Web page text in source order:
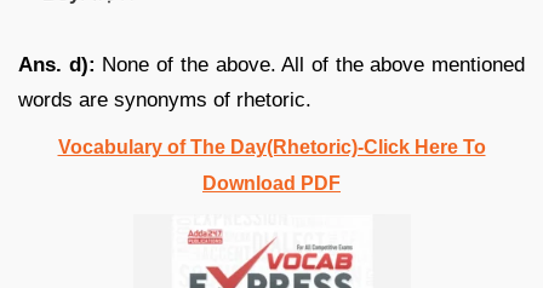
Ans. d): None of the above. All of the above mentioned
words are synonyms of rhetoric.
Vocabulary of The Day(Rhetoric)-Click Here To
Download PDF